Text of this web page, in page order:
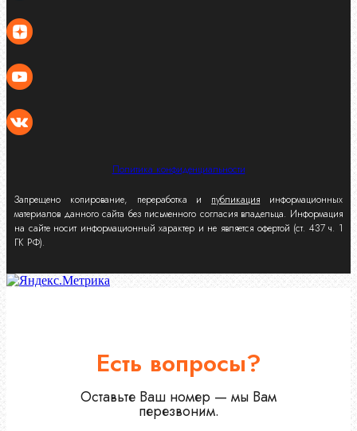
Политика конфиденциальности
Запрещено копирование, переработка и публикация информационных
материалов данного сайта без письменного согласия владельца. Информация
на сайте носит информационный характер и не является офертой (ст. 437 ч. 1
ГК РФ).
Есть вопросы?
Оставьте Ваш номер — мы Вам
перезвоним.